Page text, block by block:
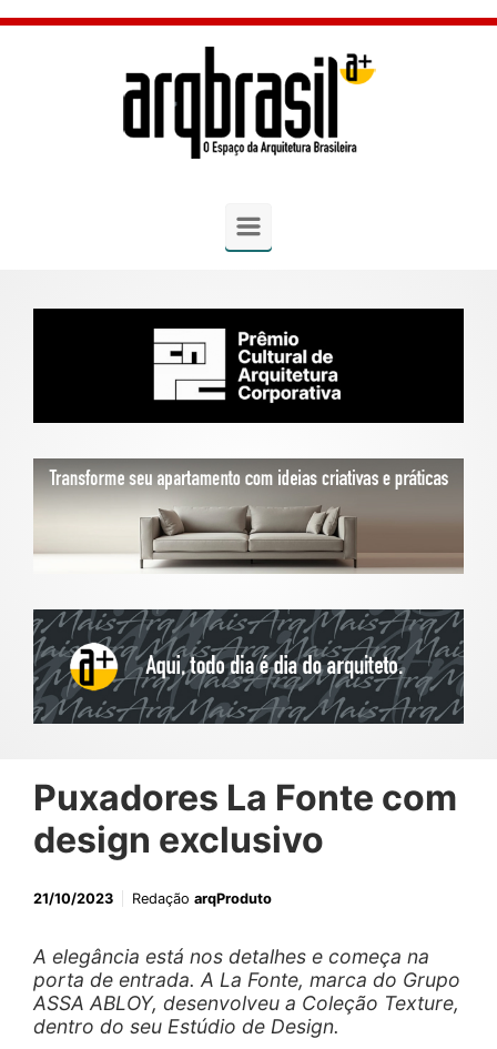
Skip to main content
Puxadores La Fonte com
design exclusivo
21/10/2023 Redação arqProduto
A elegância está nos detalhes e começa na
porta de entrada. A La Fonte, marca do Grupo
ASSA ABLOY, desenvolveu a Coleção Texture,
dentro do seu Estúdio de Design.